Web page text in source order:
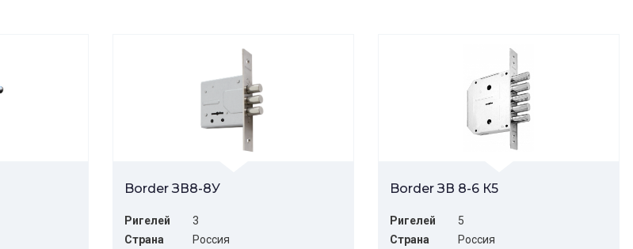
Border ЗВ8-8У
Ригелей
3
Страна
Россия
Border ЗВ 8-6 К5
Ригелей
5
Страна
Россия